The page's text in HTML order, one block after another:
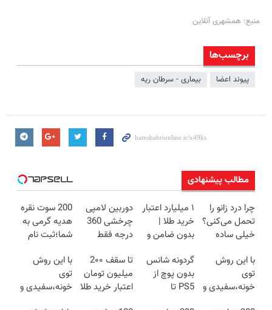
منبع: همشهری آنلاین
برچسب‌ها
پیوند اعضا بیماری - سرطان ریه
مطالب پیشنهادی
چرا درد زانو را
تحمل می‌کنی؟
خیلی ساده
درمانش کن
۱ میلیارد اعتبار
خرید طلا |
بدون ضامن و
دوربین لامپی
چرخشی 360
درجه فقط
🔥 پرداخت
درب منزل
200 سوت نقره
هدیه گرمی به
شما؛ثبت نام
با این روش
توی
خونه،سفیدی و
گردونه شانس
بدون پوچ از
PS5 تا
تا سقف 2۰۰
میلیون تومان
اعتبار خرید طلا
با این روش
توی
خونه،سفیدی و